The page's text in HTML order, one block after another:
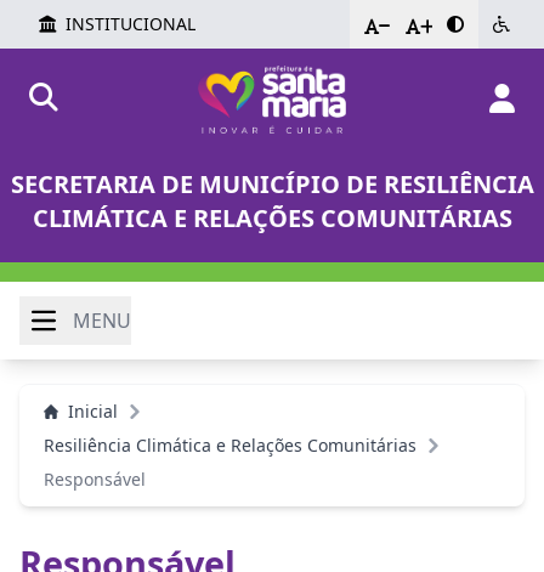
INSTITUCIONAL - +
SECRETARIA DE MUNICÍPIO DE RESILIÊNCIA
CLIMÁTICA E RELAÇÕES COMUNITÁRIAS
MENU
Inicial
Resiliência Climática e Relações Comunitárias
Responsável